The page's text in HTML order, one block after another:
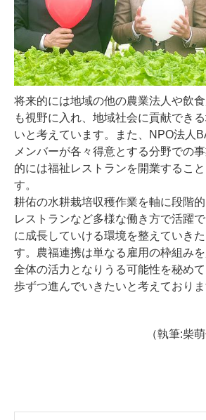
将来的には地域の他の農業法人や飲
も視野に入れ、地域社会に貢献でき
いと考えています。また、NPO法人
メンバーが各々得意とする分野での
的には福祉レストランを開業するこ
す。
耕佑の水耕栽培収穫作業を軸に段階
レストランなど多様な働き方で活躍
に成長していける環境を整えていき
す。農福連携は単なる雇用の枠組み
全体の活力となりうる可能性を秘め
歩ずつ進んでいきたいと考えておりま
（執筆:柴